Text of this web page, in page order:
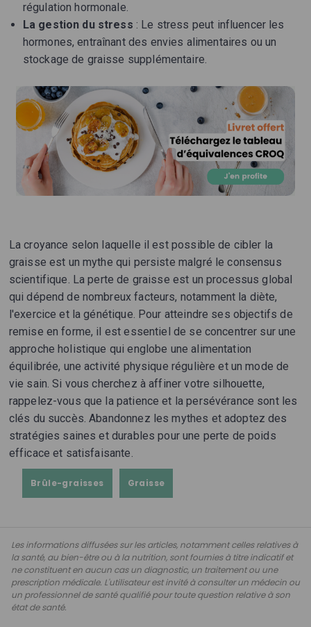
régulation hormonale.
La gestion du stress : Le stress peut influencer les
hormones, entraînant des envies alimentaires ou un
stockage de graisse supplémentaire.
La croyance selon laquelle il est possible de cibler la
graisse est un mythe qui persiste malgré le consensus
scientifique. La perte de graisse est un processus global
qui dépend de nombreux facteurs, notamment la diète,
l'exercice et la génétique. Pour atteindre ses objectifs de
remise en forme, il est essentiel de se concentrer sur une
approche holistique qui englobe une alimentation
équilibrée, une activité physique régulière et un mode de
vie sain. Si vous cherchez à affiner votre silhouette,
rappelez-vous que la patience et la persévérance sont les
clés du succès. Abandonnez les mythes et adoptez des
stratégies saines et durables pour une perte de poids
efficace et satisfaisante.
Brûle-graisses Graisse
Les informations diffusées sur les articles, notamment celles relatives à
la santé, au bien-être ou à la nutrition, sont fournies à titre indicatif et
ne constituent en aucun cas un diagnostic, un traitement ou une
prescription médicale. L'utilisateur est invité à consulter un médecin ou
un professionnel de santé qualifié pour toute question relative à son
état de santé.